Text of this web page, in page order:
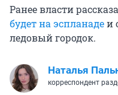
Ранее власти
будет на эспланадеи
ледовый городок.
Наталья
корреспондент